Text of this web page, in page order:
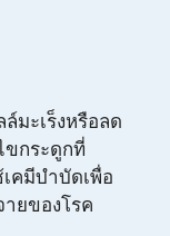
มะเร็งหรือลด
ขกระดูกที่
คมีบำบัดเพื่อ
ยของโรค